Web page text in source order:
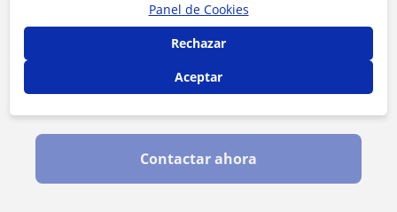
Contactar ahora
Panel de Cookies
Rechazar
Aceptar